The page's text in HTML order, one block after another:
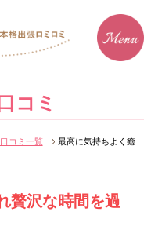
コミ
コミ一覧
最高に気持ちよく癒
贅沢な時間を過